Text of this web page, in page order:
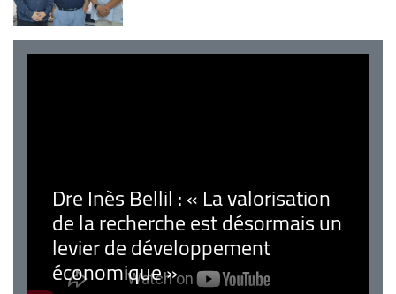
Dre Inès Bellil : « La valorisation
de la recherche est désormais un
levier de développement
économique »